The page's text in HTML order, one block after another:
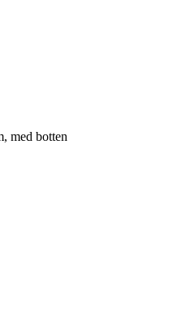
med botten